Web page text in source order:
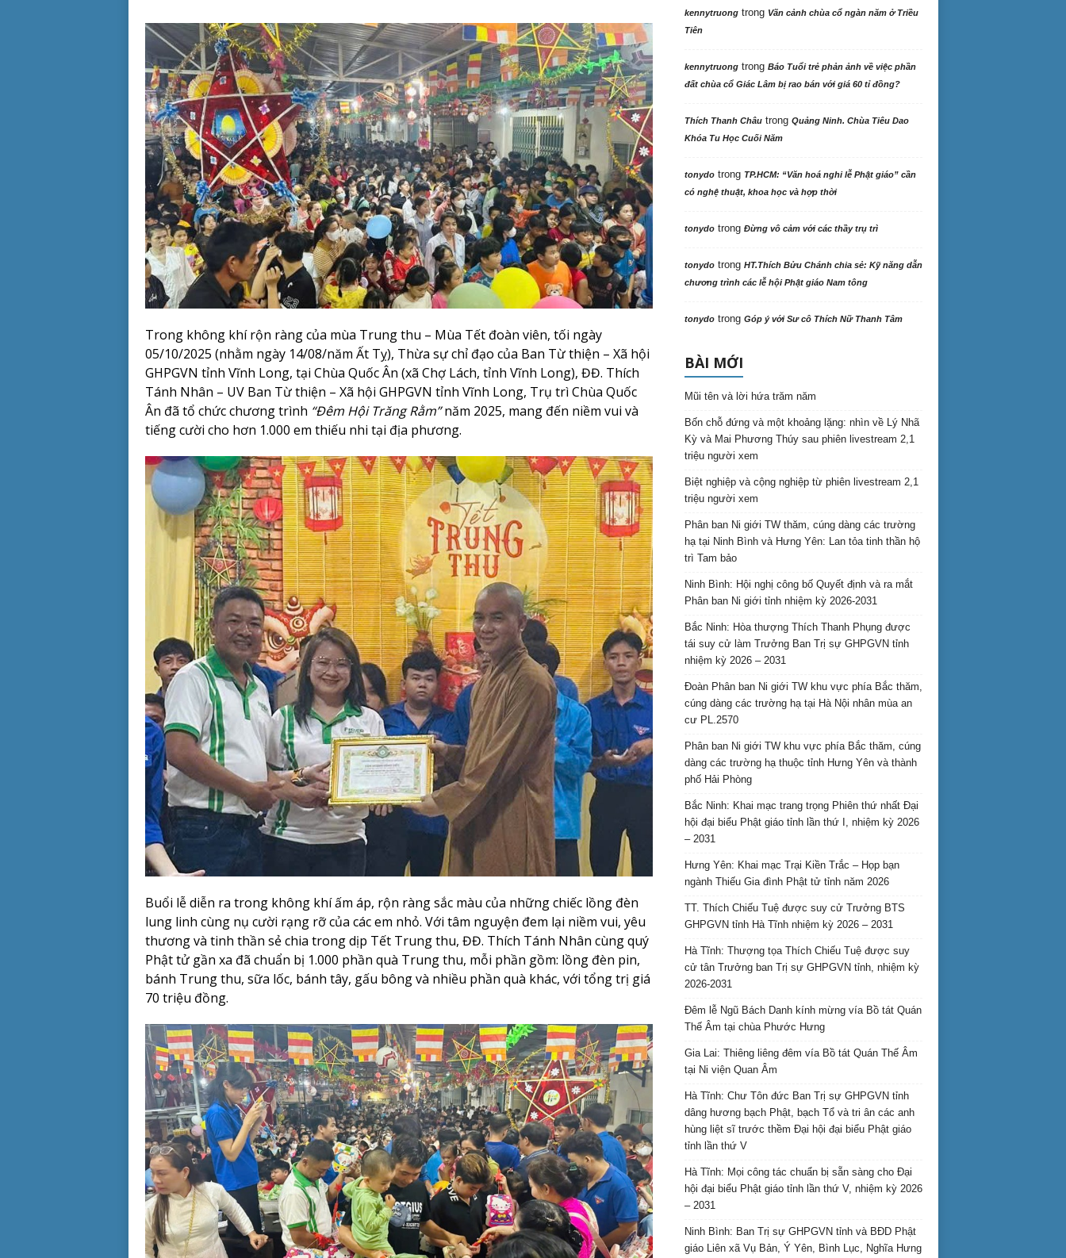
Trong không khí rộn ràng của mùa Trung thu – Mùa Tết đoàn viên, tối ngày
05/10/2025 (nhằm ngày 14/08/năm Ất Tỵ), Thừa sự chỉ đạo của Ban Từ thiện – Xã hội
GHPGVN tỉnh Vĩnh Long, tại Chùa Quốc Ân (xã Chợ Lách, tỉnh Vĩnh Long), ĐĐ. Thích
Tánh Nhân – UV Ban Từ thiện – Xã hội GHPGVN tỉnh Vĩnh Long, Trụ trì Chùa Quốc
Ân đã tổ chức chương trình “Đêm Hội Trăng Rằm”năm 2025, mang đến niềm vui và
tiếng cười cho hơn 1.000 em thiếu nhi tại địa phương.
Buổi lễ diễn ra trong không khí ấm áp, rộn ràng sắc màu của những chiếc lồng đèn
lung linh cùng nụ cười rạng rỡ của các em nhỏ. Với tâm nguyện đem lại niềm vui, yêu
thương và tinh thần sẻ chia trong dịp Tết Trung thu, ĐĐ. Thích Tánh Nhân cùng quý
Phật tử gần xa đã chuẩn bị 1.000 phần quà Trung thu, mỗi phần gồm: lồng đèn pin,
bánh Trung thu, sữa lốc, bánh tây, gấu bông và nhiều phần quà khác, với tổng trị giá
70 triệu đồng.
kennytruongtrong Vãn cảnh chùa cổ ngàn năm ở Triều
Tiên
kennytruongtrong Báo Tuổi trẻ phản ảnh về việc phần
đất chùa cổ Giác Lâm bị rao bán với giá 60 tỉ đồng?
Thích Thanh Châutrong Quảng Ninh. Chùa Tiêu Dao
Khóa Tu Học Cuối Năm
tonydotrong TP.HCM: “Văn hoá nghi lễ Phật giáo” cần
có nghệ thuật, khoa học và hợp thời
tonydotrong Đừng vô cảm với các thầy trụ trì
tonydotrong HT.Thích Bửu Chánh chia sẻ: Kỹ năng dẫn
chương trình các lễ hội Phật giáo Nam tông
tonydotrong Góp ý với Sư cô Thích Nữ Thanh Tâm
BÀI MỚI
Mũi tên và lời hứa trăm năm
Bốn chỗ đứng và một khoảng lặng: nhìn về Lý Nhã
Kỳ và Mai Phương Thúy sau phiên livestream 2,1
triệu người xem
Biệt nghiệp và cộng nghiệp từ phiên livestream 2,1
triệu người xem
Phân ban Ni giới TW thăm, cúng dàng các trường
hạ tại Ninh Bình và Hưng Yên: Lan tỏa tinh thần hộ
trì Tam bảo
Ninh Bình: Hội nghị công bố Quyết định và ra mắt
Phân ban Ni giới tỉnh nhiệm kỳ 2026-2031
Bắc Ninh: Hòa thượng Thích Thanh Phụng được
tái suy cử làm Trưởng Ban Trị sự GHPGVN tỉnh
nhiệm kỳ 2026 – 2031
Đoàn Phân ban Ni giới TW khu vực phía Bắc thăm,
cúng dàng các trường hạ tại Hà Nội nhân mùa an
cư PL.2570
Phân ban Ni giới TW khu vực phía Bắc thăm, cúng
dàng các trường hạ thuộc tỉnh Hưng Yên và thành
phố Hải Phòng
Bắc Ninh: Khai mạc trang trọng Phiên thứ nhất Đại
hội đại biểu Phật giáo tỉnh lần thứ I, nhiệm kỳ 2026
– 2031
Hưng Yên: Khai mạc Trại Kiền Trắc – Họp bạn
ngành Thiếu Gia đình Phật tử tỉnh năm 2026
TT. Thích Chiếu Tuệ được suy cử Trưởng BTS
GHPGVN tỉnh Hà Tĩnh nhiệm kỳ 2026 – 2031
Hà Tĩnh: Thượng tọa Thích Chiếu Tuệ được suy
cử tân Trưởng ban Trị sự GHPGVN tỉnh, nhiệm kỳ
2026-2031
Đêm lễ Ngũ Bách Danh kính mừng vía Bồ tát Quán
Thế Âm tại chùa Phước Hưng
Gia Lai: Thiêng liêng đêm vía Bồ tát Quán Thế Âm
tại Ni viện Quan Âm
Hà Tĩnh: Chư Tôn đức Ban Trị sự GHPGVN tỉnh
dâng hương bạch Phật, bạch Tổ và tri ân các anh
hùng liệt sĩ trước thềm Đại hội đại biểu Phật giáo
tỉnh lần thứ V
Hà Tĩnh: Mọi công tác chuẩn bị sẵn sàng cho Đại
hội đại biểu Phật giáo tỉnh lần thứ V, nhiệm kỳ 2026
– 2031
Ninh Bình: Ban Trị sự GHPGVN tỉnh và BĐD Phật
giáo Liên xã Vụ Bản, Ý Yên, Bình Lục, Nghĩa Hưng